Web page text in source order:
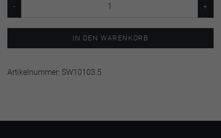
IN DEN WARENKORB
Artikelnummer: SW10103.5